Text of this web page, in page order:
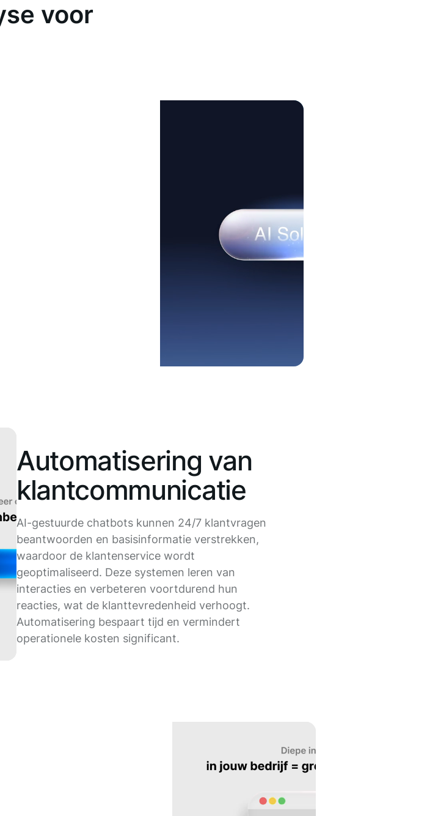
voor
Automatisering van
klantcommunicatie
AI-gestuurde chatbots kunnen 24/7 klantvragen
beantwoorden en basisinformatie verstrekken,
waardoor de klantenservice wordt
geoptimaliseerd. Deze systemen leren van
interacties en verbeteren voortdurend hun
reacties, wat de klanttevredenheid verhoogt.
Automatisering bespaart tijd en vermindert
operationele kosten significant.